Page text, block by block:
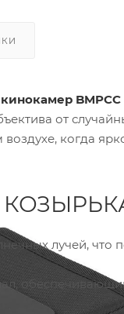
BMPCC
от
когда
лучей, что